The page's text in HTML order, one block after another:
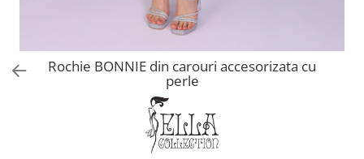
Rochie BONNIE din carouri accesorizata cu
perle